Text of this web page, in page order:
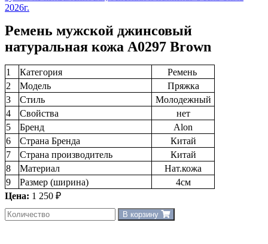
2026г.
Ремень мужской джинсовый
натуральная кожа A0297 Brown
1 Категория
Ремень
2
Модель
Пряжка
3
Стиль
Молодежный
4
Свойства
нет
5
Бренд
Alon
6
Страна Бренда
Китай
7
Страна производитель
Китай
8
Материал
Нат.кожа
9
Размер (ширина)
4см
Цена: 1 250 ₽
В корзину